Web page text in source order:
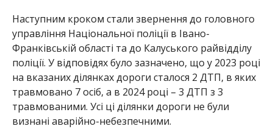
Наступним кроком стали звернення до головного
управління Національної поліції в Івано-
Франківській області та до Калуського райвідділу
поліції. У відповідях було зазначено, що у 2023 році
на вказаних ділянках дороги сталося 2 ДТП, в яких
травмовано 7 осіб, а в 2024 році – 3 ДТП з 3
травмованими. Усі ці ділянки дороги не були
визнані аварійно-небезпечними.